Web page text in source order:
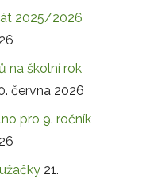
2025/2026
na školní rok
června 2026
pro 9. ročník
21.